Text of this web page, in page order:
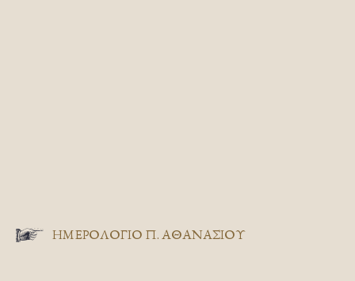
ΗΜΕΡΟΛΟΓΙΟ Π. ΑΘΑΝΑΣΙΟΥ